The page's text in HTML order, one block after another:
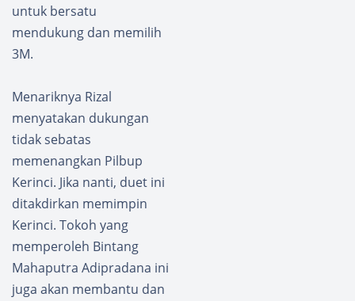
untuk bersatu
mendukung dan memilih
3M.
Menariknya Rizal
menyatakan dukungan
tidak sebatas
memenangkan Pilbup
Kerinci. Jika nanti, duet ini
ditakdirkan memimpin
Kerinci. Tokoh yang
memperoleh Bintang
Mahaputra Adipradana ini
juga akan membantu dan